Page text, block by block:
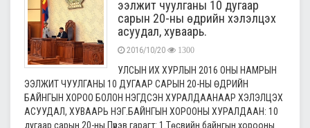
ээлжит чуулганы 10 дугаар
сарын 20-ны өдрийн хэлэлцэх
асуудал, хуваарь.
2016/10/20 1300
УЛСЫН ИХ ХУРЛЫН 2016 ОНЫ НАМРЫН
ЭЭЛЖИТ ЧУУЛГАНЫ 10 ДУГААР САРЫН 20-НЫ ӨДРИЙН
БАЙНГЫН ХОРОО БОЛОН НЭГДСЭН ХУРАЛДААНААР ХЭЛЭЛЦЭХ
АСУУДАЛ, ХУВААРЬ НЭГ.БАЙНГЫН ХОРООНЫ ХУРАЛДААН: 10
дугаар сарын 20-ны Пүрэв гарагт: 1.Төсвийн байнгын хорооны